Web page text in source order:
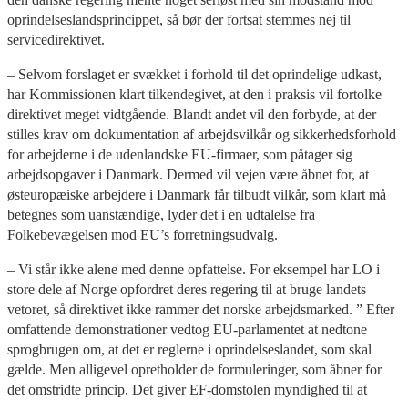
oprindelseslandsprincippet, så bør der fortsat stemmes nej til
servicedirektivet.
– Selvom forslaget er svækket i forhold til det oprindelige udkast,
har Kommissionen klart tilkendegivet, at den i praksis vil fortolke
direktivet meget vidtgående. Blandt andet vil den forbyde, at der
stilles krav om dokumentation af arbejdsvilkår og sikkerhedsforhold
for arbejderne i de udenlandske EU-firmaer, som påtager sig
arbejdsopgaver i Danmark. Dermed vil vejen være åbnet for, at
østeuropæiske arbejdere i Danmark får tilbudt vilkår, som klart må
betegnes som uanstændige, lyder det i en udtalelse fra
Folkebevægelsen mod EU’s forretningsudvalg.
– Vi står ikke alene med denne opfattelse. For eksempel har LO i
store dele af Norge opfordret deres regering til at bruge landets
vetoret, så direktivet ikke rammer det norske arbejdsmarked. ” Efter
omfattende demonstrationer vedtog EU-parlamentet at nedtone
sprogbrugen om, at det er reglerne i oprindelseslandet, som skal
gælde. Men alligevel opretholder de formuleringer, som åbner for
det omstridte princip. Det giver EF-domstolen myndighed til at